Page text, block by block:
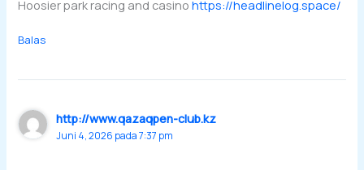
Hoosier park racing and casinohttps://headlinelog.space/
Balas
http://www.qazaqpen-club.kz
Juni 4, 2026 pada 7:37 pm